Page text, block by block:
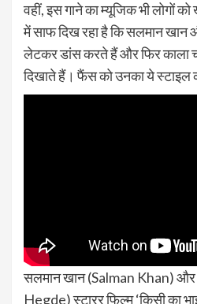
वहीं, इस गाने का म्यूजिक भी लोगों
में साफ दिख रहा है कि सलमान
लेटकर डांस करते हैं और फिर काला
दिखाते हैं। फैंस को उनका ये स्टाइल
सलमान खान (Salman Khan)
Hegde) स्टारर फिल्म ‘किसी का